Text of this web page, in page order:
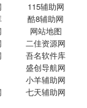
115辅助网
酷8辅助网
网站地图
二佳资源网
吾名软件库
盛创导航网
小羊辅助网
七天辅助网